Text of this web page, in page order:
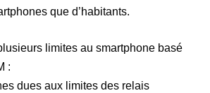
que d’habitants.
limites au smartphone basé
:
dues aux limites des relais